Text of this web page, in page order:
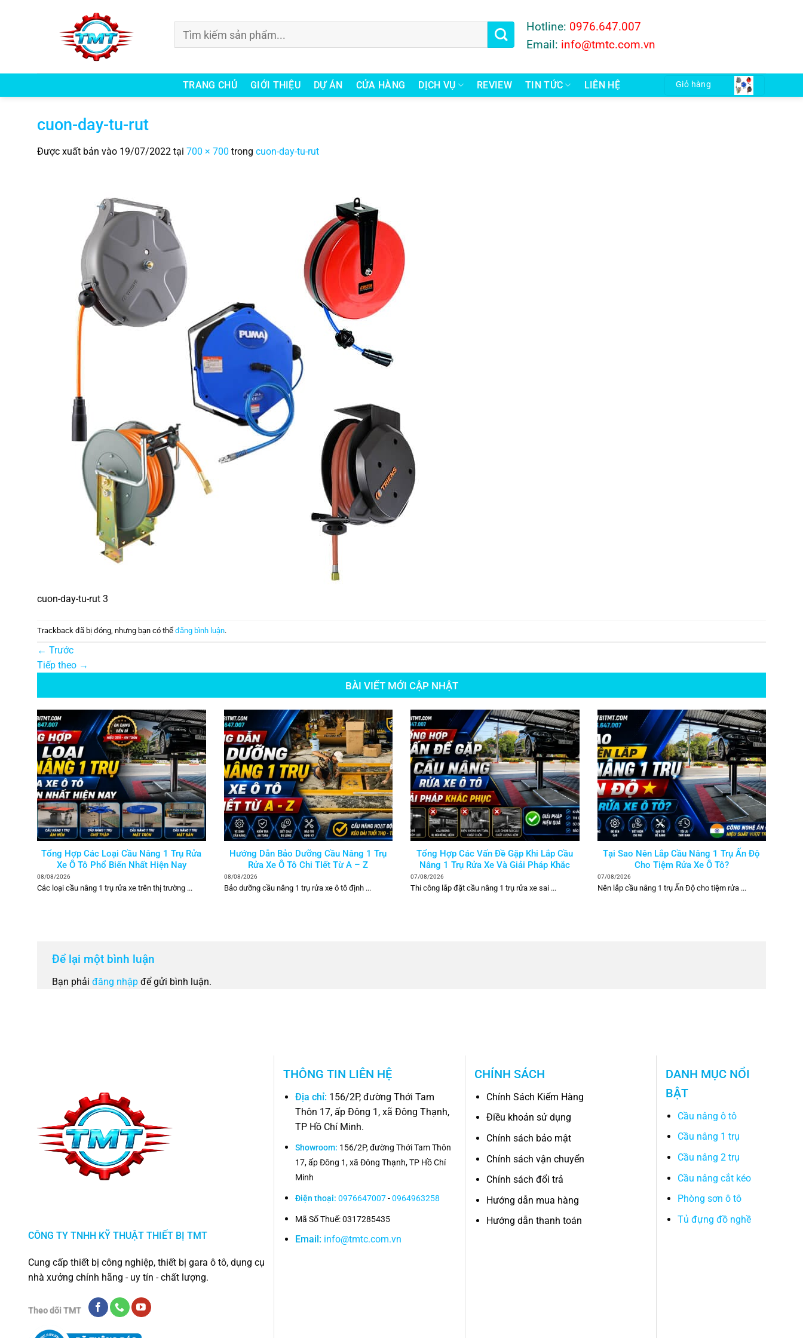
Tìm
Hotline: 0976.647.007
Email: info@tmtc.com.vn
TRANG CHỦ GIỚI THIỆU DỰ ÁN CỬA HÀNG DỊCH VỤ REVIEW TIN TỨC LIÊN HỆ Giỏ hàng
cuon-day-tu-rut
Được xuất bản vào 19/07/2022 tại 700 × 700 trong cuon-day-tu-rut
cuon-day-tu-rut 3
Trackback đã bị đóng, nhưng bạn có thể đăng bình luận.
← Trước
Tiếp theo →
BÀI VIẾT MỚI CẬP NHẬT
Tổng Hợp Các Loại Cầu Nâng 1 Trụ Rửa
Xe Ô Tô Phổ Biến Nhất Hiện Nay
08/08/2026
Các loại cầu nâng 1 trụ rửa xe trên thị trường ...
Hướng Dẫn Bảo Dưỡng Cầu Nâng 1 Trụ
Rửa Xe Ô Tô Chi TIết Từ A – Z
08/08/2026
Bảo dưỡng cầu nâng 1 trụ rửa xe ô tô định ...
Tổng Hợp Các Vấn Đề Gặp Khi Lắp Cầu
Nâng 1 Trụ Rửa Xe Và Giải Pháp Khắc
07/08/2026
Thi công lắp đặt cầu nâng 1 trụ rửa xe sai ...
Tại Sao Nên Lắp Cầu Nâng 1 Trụ Ấn Độ
Cho Tiệm Rửa Xe Ô Tô?
07/08/2026
Nên lắp cầu nâng 1 trụ Ấn Độ cho tiệm rửa ...
Để lại một bình luận
Bạn phải đăng nhập để gửi bình luận.
CÔNG TY TNHH KỸ THUẬT THIẾT BỊ TMT
Cung cấp thiết bị công nghiệp, thiết bị gara ô tô, dụng cụ
nhà xưởng chính hãng - uy tín - chất lượng.
Theo dõi TMT
THÔNG TIN LIÊN HỆ
Địa chỉ: 156/2P, đường Thới Tam
Thôn 17, ấp Đông 1, xã Đông Thạnh,
TP Hồ Chí Minh.
Showroom: 156/2P, đường Thới Tam Thôn
17, ấp Đông 1, xã Đông Thạnh, TP Hồ Chí
Minh
Điện thoại:0976647007-0964963258
Mã Số Thuế: 0317285435
Email: info@tmtc.com.vn
CHÍNH SÁCH
Chính Sách Kiểm Hàng
Điều khoản sử dụng
Chính sách bảo mật
Chính sách vận chuyển
Chính sách đổi trả
Hướng dẫn mua hàng
Hướng dẫn thanh toán
DANH MỤC NỔI
BẬT
Cầu nâng ô tô
Cầu nâng 1 trụ
Cầu nâng 2 trụ
Cầu nâng cắt kéo
Phòng sơn ô tô
Tủ đựng đồ nghề